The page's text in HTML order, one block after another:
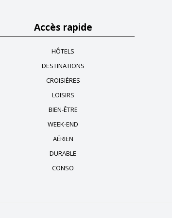
Accès rapide
HÔTELS
DESTINATIONS
CROISIÈRES
LOISIRS
BIEN-ÊTRE
WEEK-END
AÉRIEN
DURABLE
CONSO